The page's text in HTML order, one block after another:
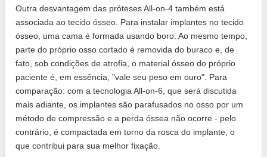
Outra desvantagem das próteses All-on-4 também está
associada ao tecido ósseo. Para instalar implantes no tecido
ósseo, uma cama é formada usando boro. Ao mesmo tempo,
parte do próprio osso cortado é removida do buraco e, de
fato, sob condições de atrofia, o material ósseo do próprio
paciente é, em essência, "vale seu peso em ouro". Para
comparação: com a tecnologia All-on-6, que será discutida
mais adiante, os implantes são parafusados ​​no osso por um
método de compressão e a perda óssea não ocorre - pelo
contrário, é compactada em torno da rosca do implante, o
que contribui para sua melhor fixação.